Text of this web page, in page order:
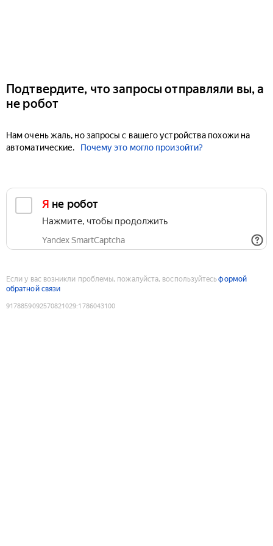
Подтвердите, что запросы отправляли вы, а
не робот
Нам очень жаль, но запросы с вашего устройства похожи на
автоматические.
Почему это могло произойти?
Я не робот
Нажмите, чтобы продолжить
Yandex SmartCaptcha
Если у вас возникли проблемы, пожалуйста, воспользуйтесьформой
обратной связи
9178859092570821029:1786043100